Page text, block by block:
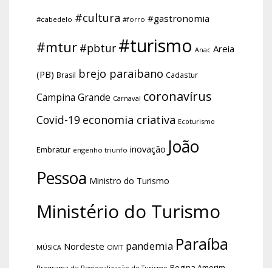
#cabedelo #cultura #forro #gastronomia
#mtur #pbtur #turismo Anac Areia
(PB) Brasil brejo paraibano Cadastur
Campina Grande Carnaval coronavírus
Covid-19 economia criativa Ecoturismo
Embratur engenho triunfo inovação João
Pessoa Ministro do Turismo
Ministério do Turismo
MÚSICA Nordeste OMT pandemia Paraíba